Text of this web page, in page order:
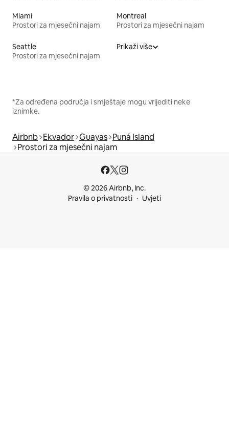
Miami
Prostori za mjesečni najam
Montreal
Prostori za mjesečni najam
Seattle
Prostori za mjesečni najam
Prikaži više
*Za određena područja i smještaje mogu vrijediti neke
iznimke.
Airbnb Ekvador Guayas Puná Island
Prostori za mjesečni najam
© 2026 Airbnb, Inc.
Pravila o privatnosti
Uvjeti